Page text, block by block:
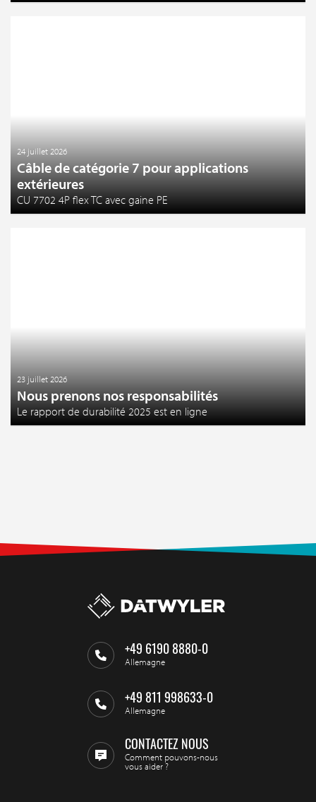
24 juillet 2026
Câble de catégorie 7 pour applications
extérieures
CU 7702 4P flex TC avec gaine PE
23 juillet 2026
Nous prenons nos responsabilités
Le rapport de durabilité 2025 est en ligne
+49 6190 8880-0
Allemagne
+49 811 998633-0
Allemagne
CONTACTEZ NOUS
Comment pouvons-nous
vous aider ?